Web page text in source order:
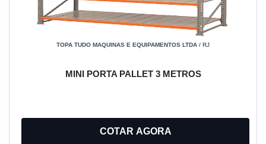
TOPA TUDO MAQUINAS E EQUIPAMENTOS LTDA / RJ
MINI PORTA PALLET 3 METROS
COTAR AGORA